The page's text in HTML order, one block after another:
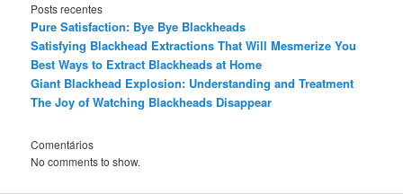
Posts recentes
Pure Satisfaction: Bye Bye Blackheads
Satisfying Blackhead Extractions That Will Mesmerize You
Best Ways to Extract Blackheads at Home
Giant Blackhead Explosion: Understanding and Treatment
The Joy of Watching Blackheads Disappear
Comentários
No comments to show.